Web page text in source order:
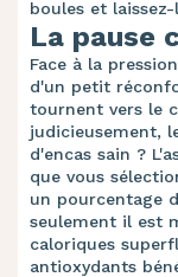
boules et
La pause
Face à la
d'un petit
tournent vers le
judicieusement,
d'encas sain ?
que vous
un pourcentage
seulement il est
caloriques
antioxydants